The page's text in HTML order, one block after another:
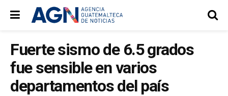
Fuerte sismo de 6.5 grados
fue sensible en varios
departamentos del país